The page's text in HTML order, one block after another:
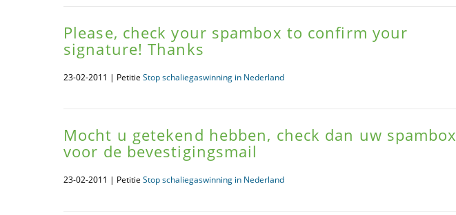
Please, check your spambox to confirm your
signature! Thanks
23-02-2011 | Petitie Stop schaliegaswinning in Nederland
Mocht u getekend hebben, check dan uw spambox
voor de bevestigingsmail
23-02-2011 | Petitie Stop schaliegaswinning in Nederland